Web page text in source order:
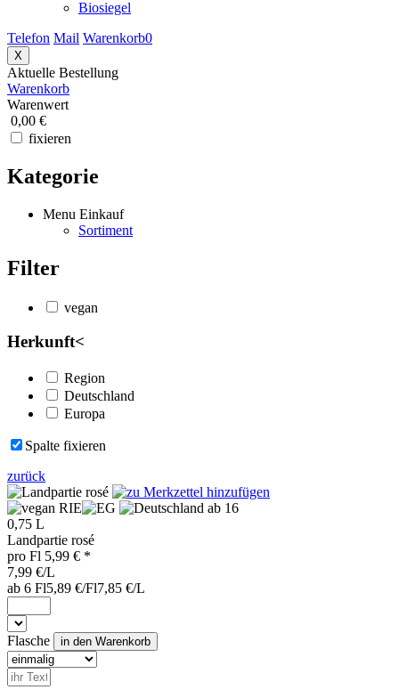
Biosiegel
Telefon Mail Warenkorb0
X
Aktuelle Bestellung
Warenkorb
Warenwert
0,00 €
fixieren
Kategorie
Menu Einkauf
Sortiment
Filter
vegan
Herkunft<
Region
Deutschland
Europa
Spalte fixieren
zurück
RIE
ab 16
0,75 L
Landpartie rosé
pro Fl 5,99 € *
7,99 €/L
ab 6 Fl5,89 €/Fl7,85 €/L
Flasche